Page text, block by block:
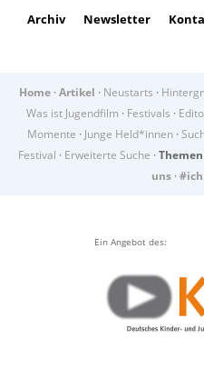
Archiv Newsletter
Home · Artikel · Neustarts ·
Was ist Jugendfilm · Festivals ·
Momente · Junge Held*innen ·
Festival · Erweiterte Suche · Themen
uns · #ich
Ein Angebot des: